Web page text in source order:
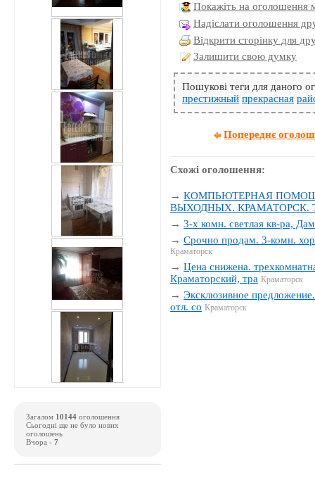
Покажіть на оголошення
Надіслати оголошення
Відкрити сторінку для
Залишити свою думку
Пошукові теги для даного
престижный прекрасная
Попереднє
Схожі оголошення:
→КОМПЬЮТЕРНАЯ
ВЫХОДНЫХ. КРАМАТОРСК.
→3-х комн. светлая кв-ра,
→Срочно продам. 3-комн.
Краматорск
→Цена снижена.
Краматорский, тра Краматорск
→Эксклюзивное
отл. со Краматорск
Загалом 10144 оголошення
Сьогодні ще не було нових
оголошень
Вчора - 7